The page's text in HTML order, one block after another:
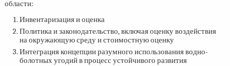
области:
Инвентаризация и оценка
Политика и законодательство, включая оценку воздействия
на окружающую среду и стоимостную оценку
Интеграция концепции разумного использования водно-
болотных угодий в процесс устойчивого развития